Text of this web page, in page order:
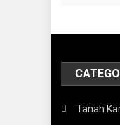
Tanah